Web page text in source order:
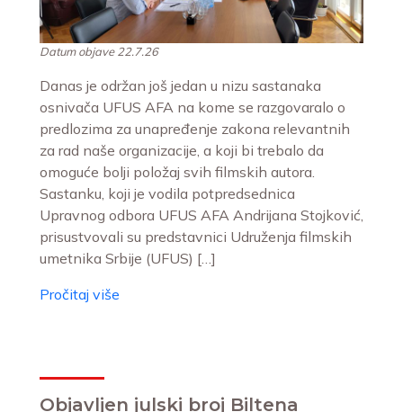
Datum objave 22.7.26
Danas je održan još jedan u nizu sastanaka
osnivača UFUS AFA na kome se razgovaralo o
predlozima za unapređenje zakona relevantnih
za rad naše organizacije, a koji bi trebalo da
omoguće bolji položaj svih filmskih autora.
Sastanku, koji je vodila potpredsednica
Upravnog odbora UFUS AFA Andrijana Stojković,
prisustvovali su predstavnici Udruženja filmskih
umetnika Srbije (UFUS) […]
Pročitaj više
Objavljen julski broj Biltena